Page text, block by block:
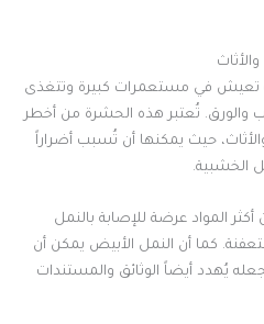
تعيش في مستعمرات كبيرة وتتغذى
والورق. تُعتبر هذه الحشرة من أخطر
حيث يمكنها أن تُسبب أضراراً
الخشبية.
المواد عرضة للإصابة بالنمل
كما أن النمل الأبيض يمكن أن
يُهدد أيضاً الوثائق والمستندات